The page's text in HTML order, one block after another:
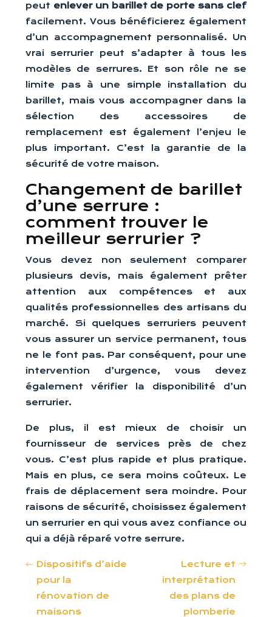
peut enlever un barillet de porte sans clef
facilement. Vous bénéficierez également
d’un accompagnement personnalisé. Un
vrai serrurier peut s’adapter à tous les
modèles de serrures. Et son rôle ne se
limite pas à une simple installation du
barillet, mais vous accompagner dans la
sélection des accessoires de
remplacement est également l’enjeu le
plus important. C’est la garantie de la
sécurité de votre maison.
Changement de barillet
d’une serrure :
comment trouver le
meilleur serrurier ?
Vous devez non seulement comparer
plusieurs devis, mais également prêter
attention aux compétences et aux
qualités professionnelles des artisans du
marché. Si quelques serruriers peuvent
vous assurer un service permanent, tous
ne le font pas. Par conséquent, pour une
intervention d’urgence, vous devez
également vérifier la disponibilité d’un
serrurier.
De plus, il est mieux de choisir un
fournisseur de services près de chez
vous. C’est plus rapide et plus pratique.
Mais en plus, ce sera moins coûteux. Le
frais de déplacement sera moindre. Pour
raisons de sécurité, choisissez également
un serrurier en qui vous avez confiance ou
qui a déjà réparé votre serrure.
Dispositifs d’aide
pour la
rénovation de
maisons
Lecture et
interprétation
des plans de
plomberie